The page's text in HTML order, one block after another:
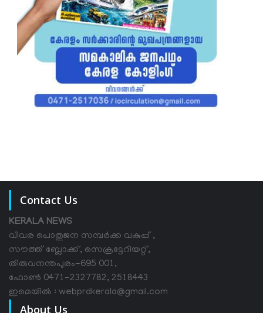
Contact Us
KERALA NEWS
വിവര പൊതുജന സമ്പര്‍ക്ക വകുപ്പ് ,
സൗത്ത് ബ്ലോക്ക്, സെക്രട്ടേറിയറ്റ്,
തിരുവനന്തപുരം-695 001,
ഫോൺ 0471-2327782, 2518443
ഇമെയിൽ : webprdkerala@gmail.com
About Us